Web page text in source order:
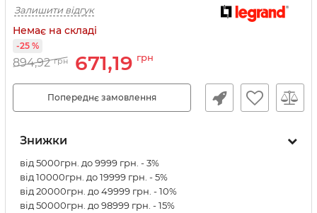
Залишити відгук
Немає на складі
894,92 грн 671,19 грн
-25 %
Попереднє замовлення
Знижки
від 5000грн. до 9999 грн. - 3%
від 10000грн. до 19999 грн. - 5%
від 20000грн. до 49999 грн. - 10%
від 50000грн. до 98999 грн. - 15%